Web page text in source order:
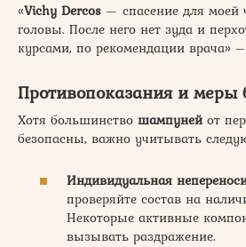
«Vichy Dercos — спасение для моей
головы. После него нет зуда и
курсами, по рекомендации врача»
Противопоказания и меры
Хотя большинство шампунейот
безопасны, важно учитывать
Индивидуальная
проверяйте состав на
Некоторые активные
вызывать раздражение.